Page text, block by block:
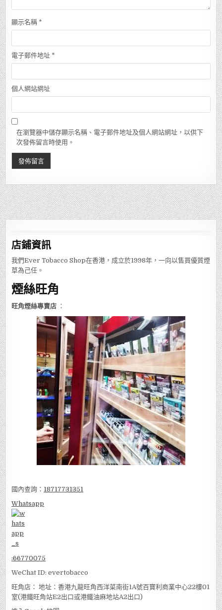
顯示名稱 *
電子郵件地址 *
個人網站網址
在瀏覽器中儲存顯示名稱、電子郵件地址及個人網站網址，以供下
次發佈留言時使用。
店鋪資訊
我們Ever Tobacco Shop在香港，成立於1998年，一向以售買優質煙
草為己任。
煙絲旺角
旺角煙絲專賣店 ：
國內查詢： 18717731351
Whatsapp
:66770075
WeChat ID: evertobacco
旺角店： 地址：香港九龍旺角西洋菜南街1A號百寶利商業中心22樓01
室(港鐵旺角站E2出口或港鐵油麻地站A2出口)